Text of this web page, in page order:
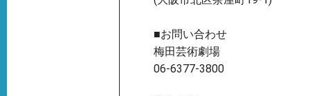
■お問い合わせ
梅田芸術劇場
06-6377-3800